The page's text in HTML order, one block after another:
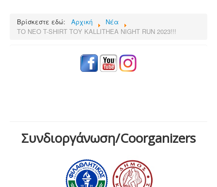
Βρίσκεστε εδώ: Αρχική
Νέα
ΤΟ ΝΕΟ T-SHIRT ΤΟΥ KALLITHEA NIGHT RUN 2023!!!
Συνδιοργάνωση/Coorganizers